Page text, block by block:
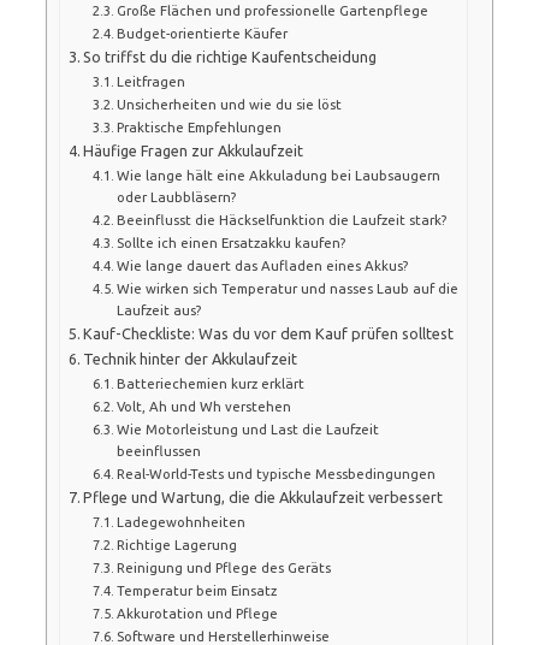
Große Flächen und professionelle Gartenpflege
Budget-orientierte Käufer
So triffst du die richtige Kaufentscheidung
Leitfragen
Unsicherheiten und wie du sie löst
Praktische Empfehlungen
Häufige Fragen zur Akkulaufzeit
Wie lange hält eine Akkuladung bei Laubsaugern
oder Laubbläsern?
Beeinflusst die Häckselfunktion die Laufzeit stark?
Sollte ich einen Ersatzakku kaufen?
Wie lange dauert das Aufladen eines Akkus?
Wie wirken sich Temperatur und nasses Laub auf die
Laufzeit aus?
Kauf-Checkliste: Was du vor dem Kauf prüfen solltest
Technik hinter der Akkulaufzeit
Batteriechemien kurz erklärt
Volt, Ah und Wh verstehen
Wie Motorleistung und Last die Laufzeit
beeinflussen
Real-World-Tests und typische Messbedingungen
Pflege und Wartung, die die Akkulaufzeit verbessert
Ladegewohnheiten
Richtige Lagerung
Reinigung und Pflege des Geräts
Temperatur beim Einsatz
Akkurotation und Pflege
Software und Herstellerhinweise